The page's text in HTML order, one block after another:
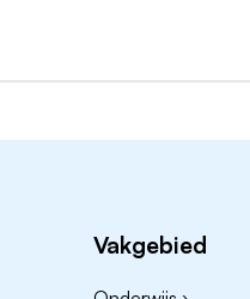
met AI-tools voor
voor beeld, video en
Vakgebied